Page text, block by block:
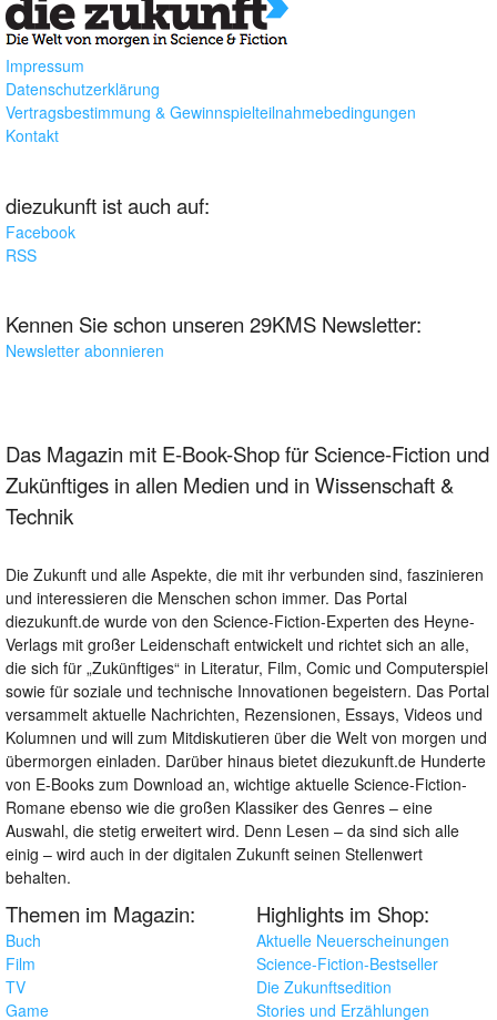
Impressum
Datenschutzerklärung
Vertragsbestimmung & Gewinnspielteilnahmebedingungen
Kontakt
diezukunft ist auch auf:
Facebook
RSS
Kennen Sie schon unseren 29KMS Newsletter:
Newsletter abonnieren
Das Magazin mit E-Book-Shop für Science-Fiction und
Zukünftiges in allen Medien und in Wissenschaft &
Technik
Die Zukunft und alle Aspekte, die mit ihr verbunden sind, faszinieren
und interessieren die Menschen schon immer. Das Portal
diezukunft.de wurde von den Science-Fiction-Experten des Heyne-
Verlags mit großer Leidenschaft entwickelt und richtet sich an alle,
die sich für „Zukünftiges“ in Literatur, Film, Comic und Computerspiel
sowie für soziale und technische Innovationen begeistern. Das Portal
versammelt aktuelle Nachrichten, Rezensionen, Essays, Videos und
Kolumnen und will zum Mitdiskutieren über die Welt von morgen und
übermorgen einladen. Darüber hinaus bietet diezukunft.de Hunderte
von E-Books zum Download an, wichtige aktuelle Science-Fiction-
Romane ebenso wie die großen Klassiker des Genres – eine
Auswahl, die stetig erweitert wird. Denn Lesen – da sind sich alle
einig – wird auch in der digitalen Zukunft seinen Stellenwert
behalten.
Themen im Magazin:
Buch
Film
TV
Game
Highlights im Shop:
Aktuelle Neuerscheinungen
Science-Fiction-Bestseller
Die Zukunftsedition
Stories und Erzählungen